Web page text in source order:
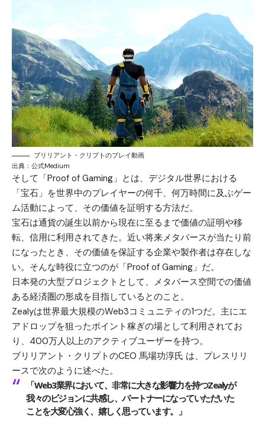
ブリリアント・クリプトのプレイ動画
出典： 公式Medium
そして「Proof of Gaming」とは、デジタル世界における
「宝石」を世界中のプレイヤーの何千、何万時間に及ぶゲー
ム活動によって、その価値を証明する方法だ。
宝石は通貨の誕生以前から現在に至るまで価値の証明や移
転、信用に利用されてきた。近い将来メタバースが当たり前
になったとき、その価値を保証する企業や製作者は存在しな
い。そんな時役に立つのが「Proof of Gaming」だ。
日本発の大型プロジェクトとして、メタバース空間での価値
ある経済圏の形成を目指しているとのこと。
Zealyは世界最大規模のWeb3コミュニティの1つだ。主にエ
アドロップを狙ったポイント稼ぎの場として利用されてお
り、400万人以上のアクティブユーザーを持つ。
ブリリアント・クリプトのCEO 馬場功淳氏 は、プレスリリ
ースで次のように述べた。
「Web3業界において、非常に大きな影響力を持つZealyが
我々のビジョンに共感し、パートナーになっていただいた
ことを大変心強く、嬉しく思っています。」